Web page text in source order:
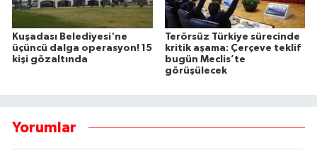
Kuşadası Belediyesi'ne
üçüncü dalga operasyon! 15
kişi gözaltında
Terörsüz Türkiye sürecinde
kritik aşama: Çerçeve teklif
bugün Meclis’te
görüşülecek
Yorumlar